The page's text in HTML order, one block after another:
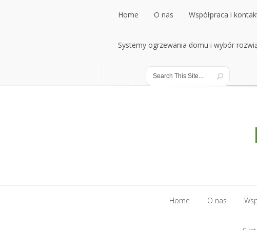
Home
Home
O nas
O nas
Współpraca i
Współpraca i
Systemy ogrzewania domu i wybór
Systemy ogrzewania domu i wybór
Home O nas